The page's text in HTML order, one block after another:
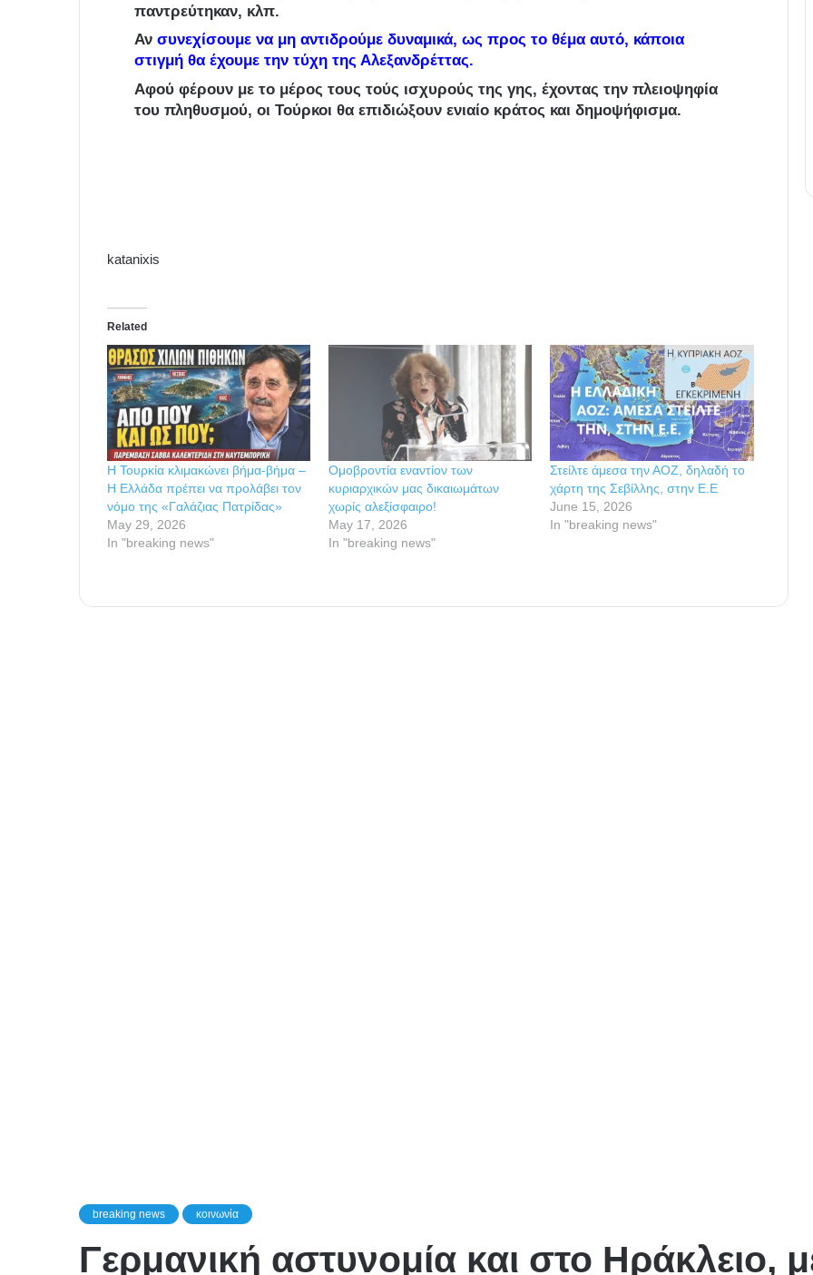
παντρεύτηκαν, κλπ.
Αν συνεχίσουμε να μη αντιδρούμε δυναμικά, ως προς το θέμα αυτό, κάποια
στιγμή θα έχουμε την τύχη της Αλεξανδρέττας.
Αφού φέρουν με το μέρος τους τούς ισχυρούς της γης, έχοντας την πλειοψηφία
του πληθυσμού, οι Τούρκοι θα επιδιώξουν ενιαίο κράτος και δημοψήφισμα.
katanixis
Related
Η Τουρκία κλιμακώνει βήμα-βήμα –
Η Ελλάδα πρέπει να προλάβει τον
νόμο της «Γαλάζιας Πατρίδας»
May 29, 2026
In "breaking news"
Ομοβροντία εναντίον των
κυριαρχικών μας δικαιωμάτων
χωρίς αλεξίσφαιρο!
May 17, 2026
In "breaking news"
Στείλτε άμεσα την ΑΟΖ, δηλαδή το
χάρτη της Σεβίλλης, στην Ε.Ε
June 15, 2026
In "breaking news"